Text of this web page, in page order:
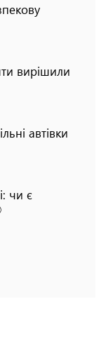
вирішили
автівки
чи є